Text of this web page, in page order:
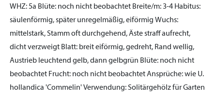
WHZ:5a Blüte: noch nicht beobachtet Breite/m:3-4 Habitus:
säulenförmig, später unregelmäßig, eiförmig Wuchs:
mittelstark, Stamm oft durchgehend, Äste straff aufrecht,
dicht verzweigt Blatt: breit eiförmig, gedreht, Rand wellig,
Austrieb leuchtend gelb, dann gelbgrün Blüte: noch nicht
beobachtet Frucht: noch nicht beobachtetAnsprüche:wie U.
hollandica 'Commelin'Verwendung:Solitärgehölz für Garten